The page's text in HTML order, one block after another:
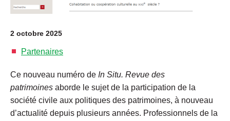
2 octobre 2025
Partenaires
Ce nouveau numéro de In Situ. Revue des
patrimoines aborde le sujet de la participation de la
société civile aux politiques des patrimoines, à nouveau
d’actualité depuis plusieurs années. Professionnels de la